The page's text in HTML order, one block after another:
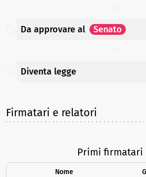
Da approvare al Senato
Diventa legge
Firmatari e relatori
Primi firmatari
Nome